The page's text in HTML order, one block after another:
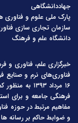
جهاددانشگاهی
پارک ملی علوم و فناوری
سازمان تجاری سازی
دانشگاه علم و فرهنگ
خبرگزاری علم، فناوری و
فناوری‌های نرم و صنایع
۱۶ مرداد
فرهنگی جامعه و برای
مفاهیم مرتبط در حوزه
و ضوابط حاکم بر رسانه